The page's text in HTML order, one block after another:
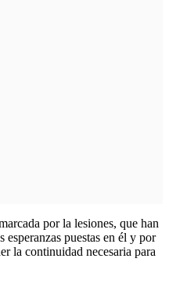
por la lesiones, que han
puestas en él y por
la continuidad necesaria para